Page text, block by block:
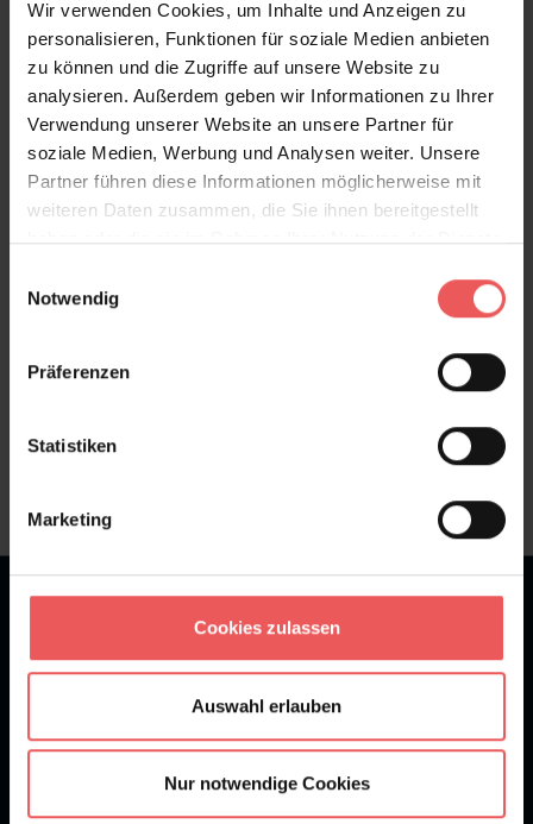
Wir verwenden Cookies, um Inhalte und Anzeigen zu
personalisieren, Funktionen für soziale Medien anbieten
zu können und die Zugriffe auf unsere Website zu
analysieren. Außerdem geben wir Informationen zu Ihrer
Verwendung unserer Website an unsere Partner für
soziale Medien, Werbung und Analysen weiter. Unsere
Partner führen diese Informationen möglicherweise mit
weiteren Daten zusammen, die Sie ihnen bereitgestellt
haben oder die sie im Rahmen Ihrer Nutzung der Dienste
Notwendig
Präferenzen
Statistiken
Marketing
Cookies zulassen
Auswahl erlauben
Nur notwendige Cookies
Produktdetails
Versand & Zahlung
Bewertungen
Frage stellen
Newsletter